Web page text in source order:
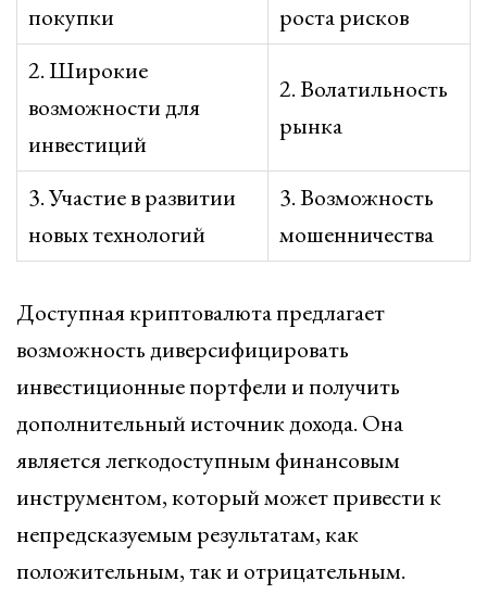
покупки
роста рисков
2. Широкие
возможности для
инвестиций
2. Волатильность
рынка
3. Участие в развитии
новых технологий
3. Возможность
мошенничества
Доступная криптовалюта предлагает
возможность диверсифицировать
инвестиционные портфели и получить
дополнительный источник дохода. Она
является легкодоступным финансовым
инструментом, который может привести к
непредсказуемым результатам, как
положительным, так и отрицательным.